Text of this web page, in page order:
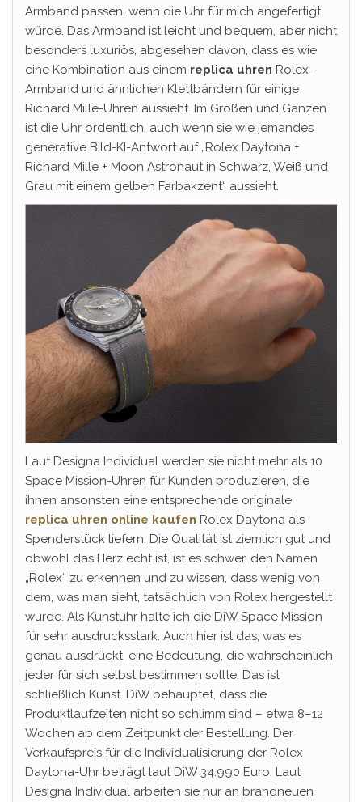
Armband passen, wenn die Uhr für mich angefertigt
würde. Das Armband ist leicht und bequem, aber nicht
besonders luxuriös, abgesehen davon, dass es wie
eine Kombination aus einem replica uhren Rolex-
Armband und ähnlichen Klettbändern für einige
Richard Mille-Uhren aussieht. Im Großen und Ganzen
ist die Uhr ordentlich, auch wenn sie wie jemandes
generative Bild-KI-Antwort auf „Rolex Daytona +
Richard Mille + Moon Astronaut in Schwarz, Weiß und
Grau mit einem gelben Farbakzent“ aussieht.
Laut Designa Individual werden sie nicht mehr als 10
Space Mission-Uhren für Kunden produzieren, die
ihnen ansonsten eine entsprechende originale
replica uhren online kaufen Rolex Daytona als
Spenderstück liefern. Die Qualität ist ziemlich gut und
obwohl das Herz echt ist, ist es schwer, den Namen
„Rolex“ zu erkennen und zu wissen, dass wenig von
dem, was man sieht, tatsächlich von Rolex hergestellt
wurde. Als Kunstuhr halte ich die DiW Space Mission
für sehr ausdrucksstark. Auch hier ist das, was es
genau ausdrückt, eine Bedeutung, die wahrscheinlich
jeder für sich selbst bestimmen sollte. Das ist
schließlich Kunst. DiW behauptet, dass die
Produktlaufzeiten nicht so schlimm sind – etwa 8–12
Wochen ab dem Zeitpunkt der Bestellung. Der
Verkaufspreis für die Individualisierung der Rolex
Daytona-Uhr beträgt laut DiW 34.990 Euro. Laut
Designa Individual arbeiten sie nur an brandneuen